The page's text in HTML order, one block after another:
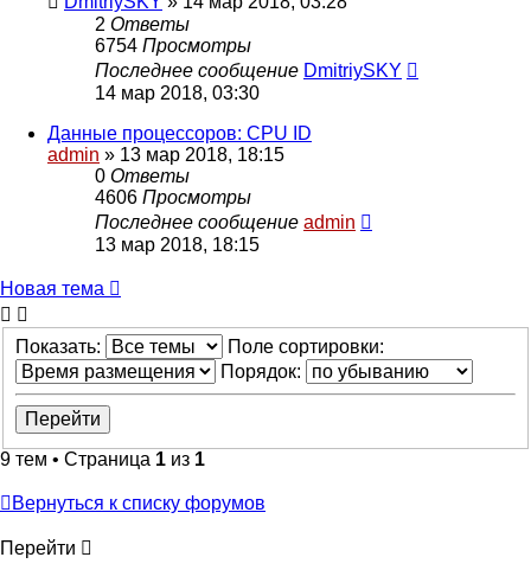
2 Ответы
6754 Просмотры
Последнее сообщение DmitriySKY
14 мар 2018, 03:30
Данные процессоров: CPU ID
admin » 13 мар 2018, 18:15
0 Ответы
4606 Просмотры
Последнее сообщение admin
13 мар 2018, 18:15
Новая
тема
Новая тема
Показать:
Поле сортировки:
Порядок:
9 тем • Страница 1 из 1
Вернуться к списку форумов
Перейти